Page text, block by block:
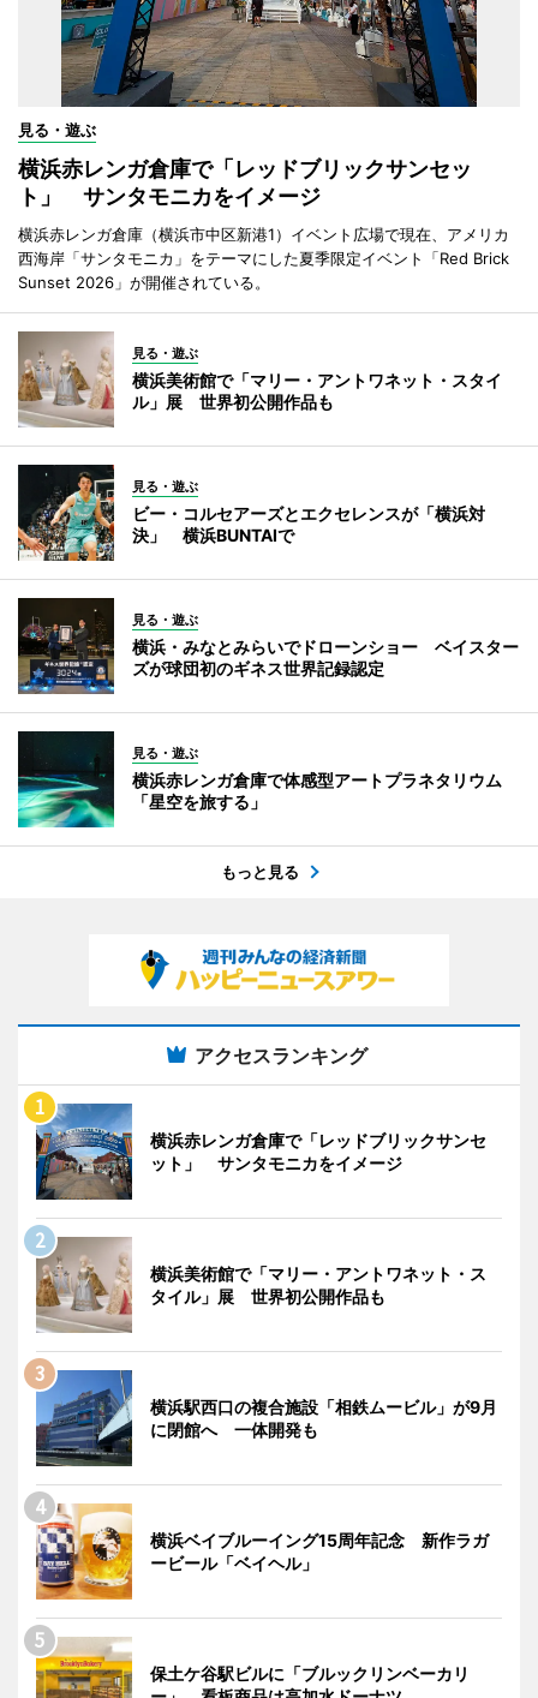
見る・遊ぶ
横浜赤レンガ倉庫で「レッドブリックサンセッ
ト」 サンタモニカをイメージ
横浜赤レンガ倉庫（横浜市中区新港1）イベント広場で現在、アメリカ
西海岸「サンタモニカ」をテーマにした夏季限定イベント「Red Brick
Sunset 2026」が開催されている。
見る・遊ぶ
横浜美術館で「マリー・アントワネット・スタイ
ル」展 世界初公開作品も
見る・遊ぶ
ビー・コルセアーズとエクセレンスが「横浜対
決」 横浜BUNTAIで
見る・遊ぶ
横浜・みなとみらいでドローンショー ベイスター
ズが球団初のギネス世界記録認定
見る・遊ぶ
横浜赤レンガ倉庫で体感型アートプラネタリウム
「星空を旅する」
もっと見る
アクセスランキング
横浜赤レンガ倉庫で「レッドブリックサンセ
ット」 サンタモニカをイメージ
横浜美術館で「マリー・アントワネット・ス
タイル」展 世界初公開作品も
横浜駅西口の複合施設「相鉄ムービル」が9月
に閉館へ 一体開発も
横浜ベイブルーイング15周年記念 新作ラガ
ービール「ベイヘル」
保土ケ谷駅ビルに「ブルックリンベーカリ